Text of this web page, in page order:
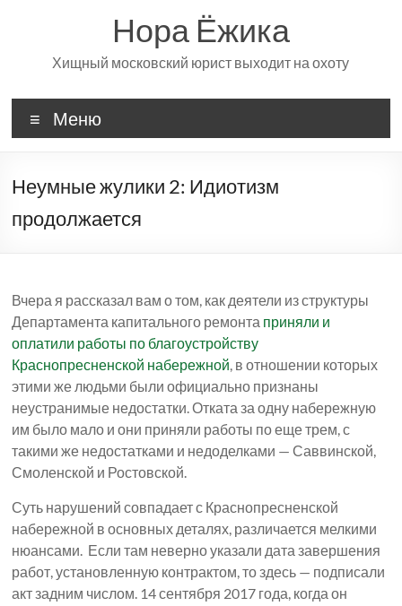
Нора Ёжика
Хищный московский юрист выходит на охоту
Меню
Неумные жулики 2: Идиотизм
продолжается
Вчера я рассказал вам о том, как деятели из структуры
Департамента капитального ремонта приняли и
оплатили работы по благоустройству
Краснопресненской набережной, в отношении которых
этими же людьми были официально признаны
неустранимые недостатки. Отката за одну набережную
им было мало и они приняли работы по еще трем, с
такими же недостатками и недоделками — Саввинской,
Смоленской и Ростовской.
Суть нарушений совпадает с Краснопресненской
набережной в основных деталях, различается мелкими
нюансами. Если там неверно указали дата завершения
работ, установленную контрактом, то здесь — подписали
акт задним числом. 14 сентября 2017 года, когда он